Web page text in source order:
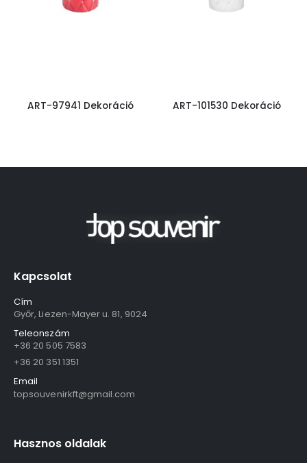
ART-97941 Dekoráció ART-101530 Dekoráció
Kapcsolat
Cím
Győr, Liezen-Mayer u. 81, 9024
Teleonszám
+36 20 505 7583
+36 20 351 1351
Email
topsouvenirkft@gmail.com
Hasznos oldalak